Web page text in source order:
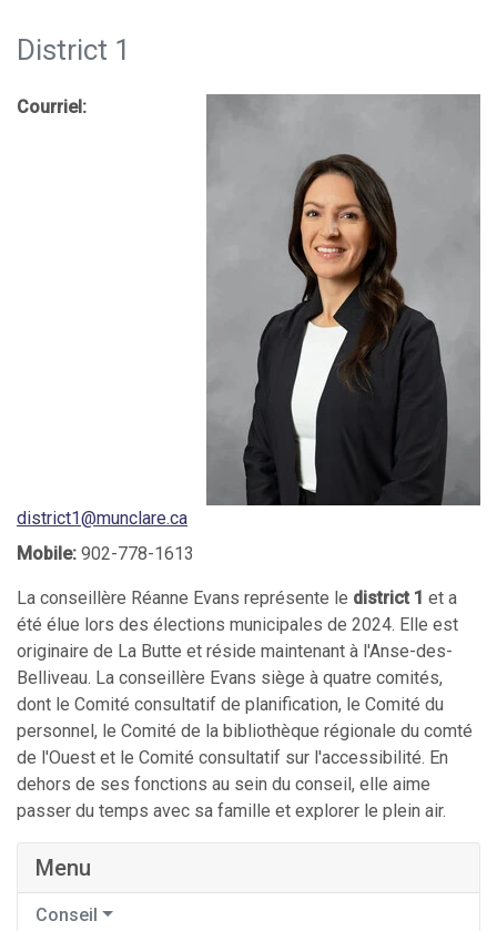
District 1
Courriel:
district1@munclare.ca
Mobile: 902-778-1613
La conseillère Réanne Evans représente le district 1 et a
été élue lors des élections municipales de 2024. Elle est
originaire de La Butte et réside maintenant à l'Anse-des-
Belliveau. La conseillère Evans siège à quatre comités,
dont le Comité consultatif de planification, le Comité du
personnel, le Comité de la bibliothèque régionale du comté
de l'Ouest et le Comité consultatif sur l'accessibilité. En
dehors de ses fonctions au sein du conseil, elle aime
passer du temps avec sa famille et explorer le plein air.
Menu
Conseil